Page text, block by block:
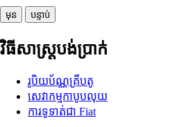
មុន បន្ទាប់
វិធីសាស្រ្តបង់ប្រាក់
រូបិយប័ណ្ណគ្រីបតូ
សេវាកម្មកាបូបលុយ
ការទូទាត់ជា Fiat